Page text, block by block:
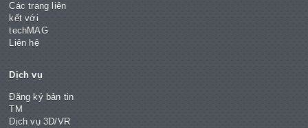
Các trang liên
kết với
techMAG
Liên hệ
Dịch vụ
Đăng ký bản tin
TM
Dịch vụ 3D/VR